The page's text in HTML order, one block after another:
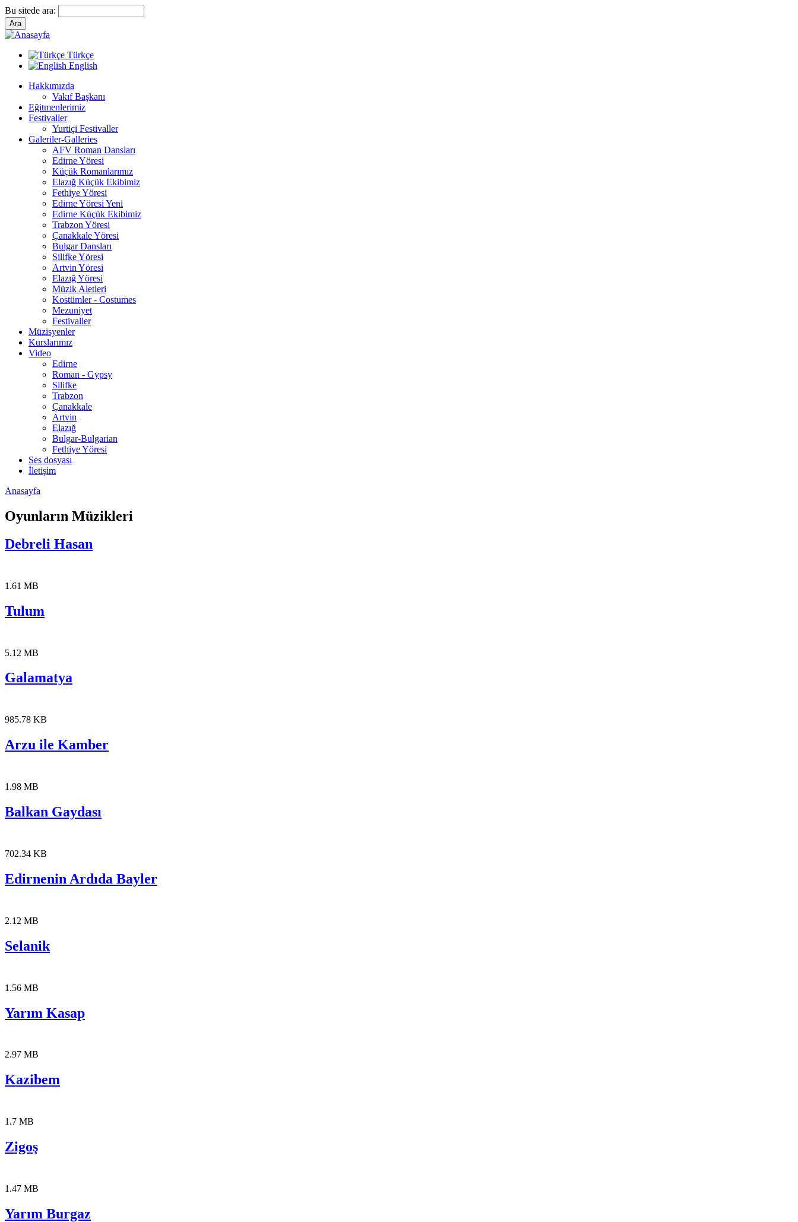
Bu sitede ara:
Türkçe
English
Hakkımızda
Vakıf Başkanı
Eğitmenlerimiz
Festivaller
Yurtiçi Festivaller
Galeriler-Galleries
AFV Roman Dansları
Edirne Yöresi
Küçük Romanlarımız
Elazığ Küçük Ekibimiz
Fethiye Yöresi
Edirne Yöresi Yeni
Edirne Küçük Ekibimiz
Trabzon Yöresi
Çanakkale Yöresi
Bulgar Dansları
Silifke Yöresi
Artvin Yöresi
Elazığ Yöresi
Müzik Aletleri
Kostümler - Costumes
Mezuniyet
Festivaller
Müzisyenler
Kurslarımız
Video
Edirne
Roman - Gypsy
Silifke
Trabzon
Çanakkale
Artvin
Elazığ
Bulgar-Bulgarian
Fethiye Yöresi
Ses dosyası
İletişim
Anasayfa
Oyunların Müzikleri
Debreli Hasan
1.61 MB
Tulum
5.12 MB
Galamatya
985.78 KB
Arzu ile Kamber
1.98 MB
Balkan Gaydası
702.34 KB
Edirnenin Ardıda Bayler
2.12 MB
Selanik
1.56 MB
Yarım Kasap
2.97 MB
Kazibem
1.7 MB
Zigoş
1.47 MB
Yarım Burgaz